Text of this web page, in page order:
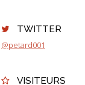
TWITTER
@petard001
VISITEURS